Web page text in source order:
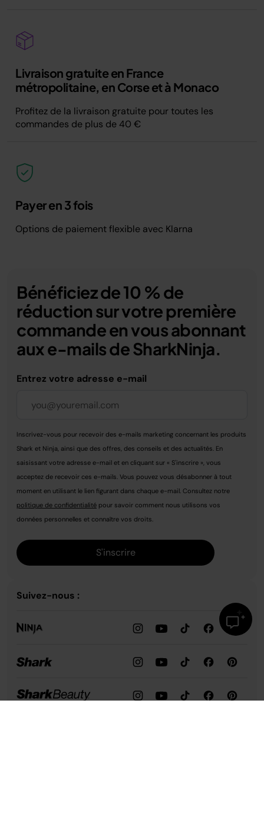
Livraison gratuite en France
métropolitaine, en Corse et à Monaco
Profitez de la livraison gratuite pour toutes les
commandes de plus de 40 €
Payer en 3 fois
Options de paiement flexible avec Klarna
Bénéficiez de 10 % de
réduction sur votre première
commande en vous abonnant
aux e-mails de SharkNinja.
Entrez votre adresse e-mail
Inscrivez-vous pour recevoir des e-mails marketing concernant les produits
Shark et Ninja, ainsi que des offres, des conseils et des actualités. En
saisissant votre adresse e-mail et en cliquant sur « S'inscrire », vous
acceptez de recevoir ces e-mails. Vous pouvez vous désabonner à tout
moment en utilisant le lien figurant dans chaque e-mail. Consultez notre
politique de confidentialité pour savoir comment nous utilisons vos
données personnelles et connaître vos droits.
S'inscrire
Suivez-nous :